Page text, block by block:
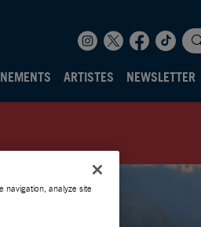
ARTISTES NEWSLETTER
navigation, analyze site